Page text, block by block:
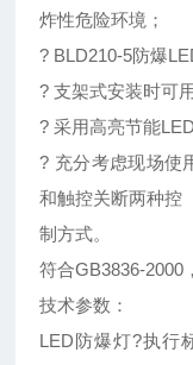
炸性危险环境；
? BLD210-5防爆
? 支架式安装时可
? 采用高亮节能
? 充分考虑现场使
和触控关断两种控
制方式。
符合GB3836-2000
技术参数：
LED防爆灯?执行